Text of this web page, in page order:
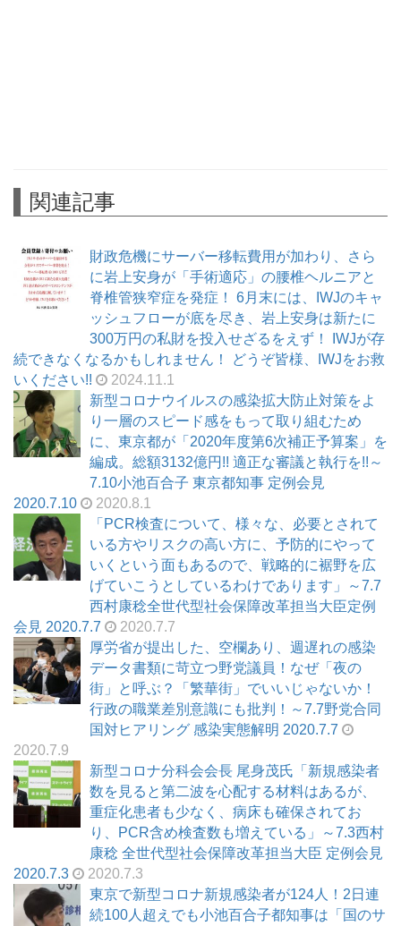
関連記事
財政危機にサーバー移転費用が加わり、さら
に岩上安身が「手術適応」の腰椎ヘルニアと
脊椎管狭窄症を発症！ 6月末には、IWJのキャ
ッシュフローが底を尽き、岩上安身は新たに
300万円の私財を投入せざるをえず！ IWJが存
続できなくなるかもしれません！ どうぞ皆様、IWJをお救
いください!!
2024.11.1
新型コロナウイルスの感染拡大防止対策をよ
り一層のスピード感をもって取り組むため
に、東京都が「2020年度第6次補正予算案」を
編成。総額3132億円!! 適正な審議と執行を!!～
7.10小池百合子 東京都知事 定例会見
2020.7.10
2020.8.1
「PCR検査について、様々な、必要とされて
いる方やリスクの高い方に、予防的にやって
いくという面もあるので、戦略的に裾野を広
げていこうとしているわけであります」～7.7
西村康稔全世代型社会保障改革担当大臣定例
会見 2020.7.7
2020.7.7
厚労省が提出した、空欄あり、週遅れの感染
データ書類に苛立つ野党議員！なぜ「夜の
街」と呼ぶ？「繁華街」でいいじゃないか！
行政の職業差別意識にも批判！～7.7野党合同
国対ヒアリング 感染実態解明 2020.7.7
2020.7.9
新型コロナ分科会会長 尾身茂氏「新規感染者
数を見ると第二波を心配する材料はあるが、
重症化患者も少なく、病床も確保されてお
り、PCR含め検査数も増えている」～7.3西村
康稔 全世代型社会保障改革担当大臣 定例会見
2020.7.3
2020.7.3
東京で新型コロナ新規感染者が124人！2日連
続100人超えでも小池百合子都知事は「国のサ